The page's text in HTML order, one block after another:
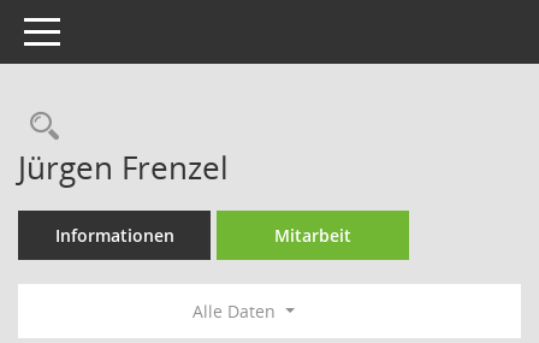
Toggle navigation
Rechercheauswahl
Jürgen Frenzel
Informationen Mitarbeit
Alle Daten